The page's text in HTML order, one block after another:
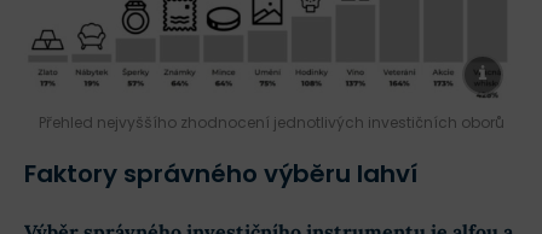
Přehled nejvyššího zhodnocení jednotlivých investičních oborů
Faktory správného výběru lahví